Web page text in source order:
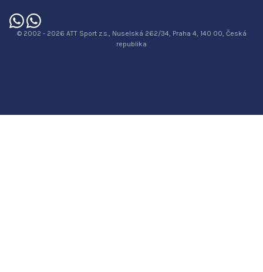
© 2002 - 2026 ATT Sport z.s., Nuselská 262/34, Praha 4, 140 00, Česká
republika